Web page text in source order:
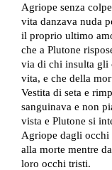
Agriope senza
vita danzava nuda
il proprio ultimo
che a Plutone
via di chi insulta gli
vita, e che della
Vestita di seta e
sanguinava e non
vista e Plutone si
Agriope dagli occhi
alla morte mentre
loro occhi tristi.